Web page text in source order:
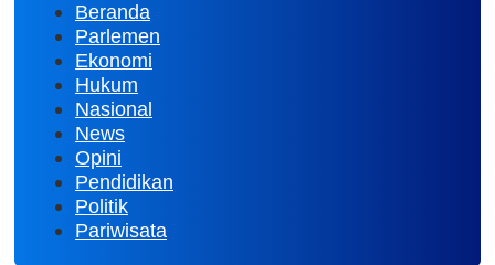
Beranda
Parlemen
Ekonomi
Hukum
Nasional
News
Opini
Pendidikan
Politik
Pariwisata